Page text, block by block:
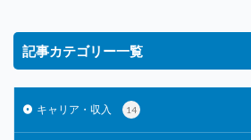
記事カテゴリー一覧
キャリア・収入 14